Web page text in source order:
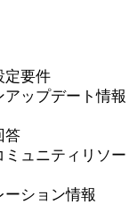
定要件
アップデート情報
答
ミュニティリソー
ション情報